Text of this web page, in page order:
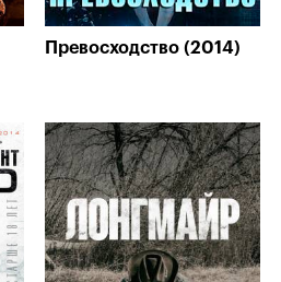
Превосходство (2014)